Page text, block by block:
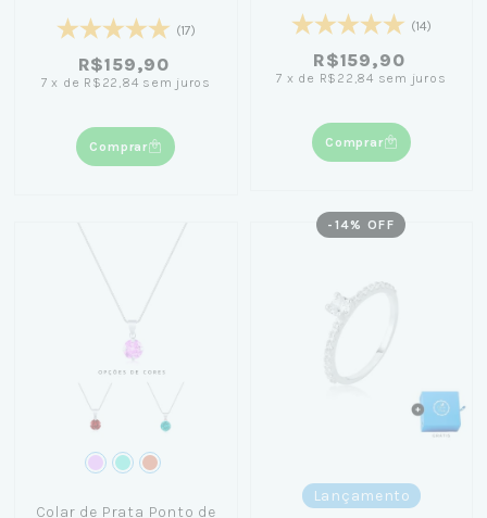
(17)
R$159,90
7 x de R$22,84 sem juros
Comprar
(14)
R$159,90
7 x de R$22,84 sem juros
Comprar
Colar de Prata Ponto de
- 14% OFF
Lançamento